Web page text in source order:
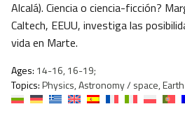
Alcalá). Ciencia o ciencia-ficción?
Caltech, EEUU, investiga las
vida en Marte.
Ages: 14-16, 16-19;
Topics:Physics, Astronomy / space,